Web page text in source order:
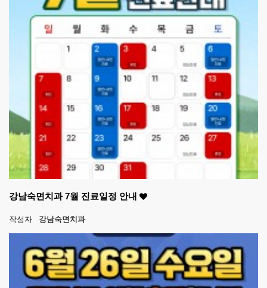
강남숙면치과 7월 진료일정 안내
작성자 강남숙면치과